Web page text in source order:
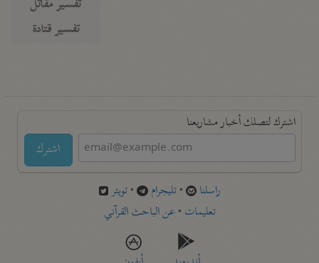
تفسير مقاتل
تفسير قتادة
اشترك لتصلك أخبار مشاريعنا
اشترك
راسلنا •تليجرام •تويتر
تعليمات •عن الباحث القرآني